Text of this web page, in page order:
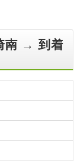
南 → 到着